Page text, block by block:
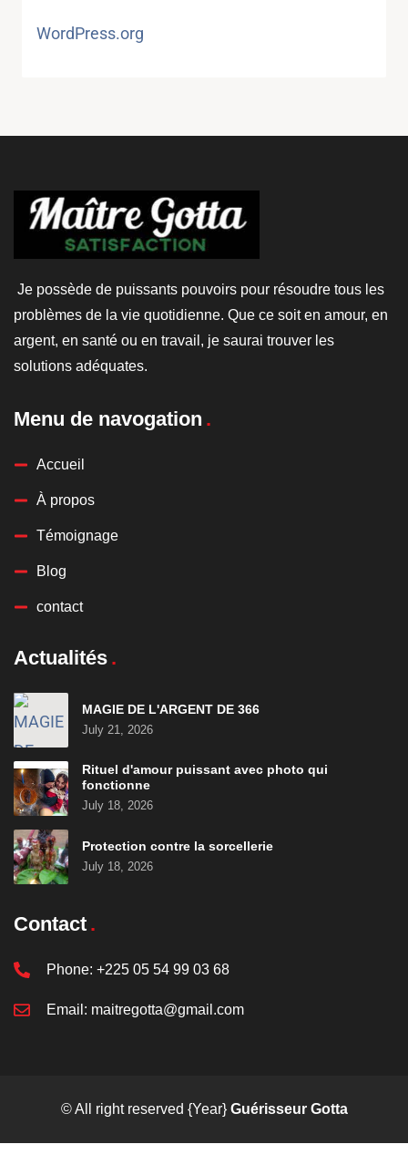
WordPress.org
Je possède de puissants pouvoirs pour résoudre tous les
problèmes de la vie quotidienne. Que ce soit en amour, en
argent, en santé ou en travail, je saurai trouver les
solutions adéquates.
Menu de navogation
Accueil
À propos
Témoignage
Blog
contact
Actualités
MAGIE DE L'ARGENT DE 366
July 21, 2026
Rituel d'amour puissant avec photo qui
fonctionne
July 18, 2026
Protection contre la sorcellerie
July 18, 2026
Contact
Phone: +225 05 54 99 03 68
Email: maitregotta@gmail.com
© All right reserved {Year} Guérisseur Gotta